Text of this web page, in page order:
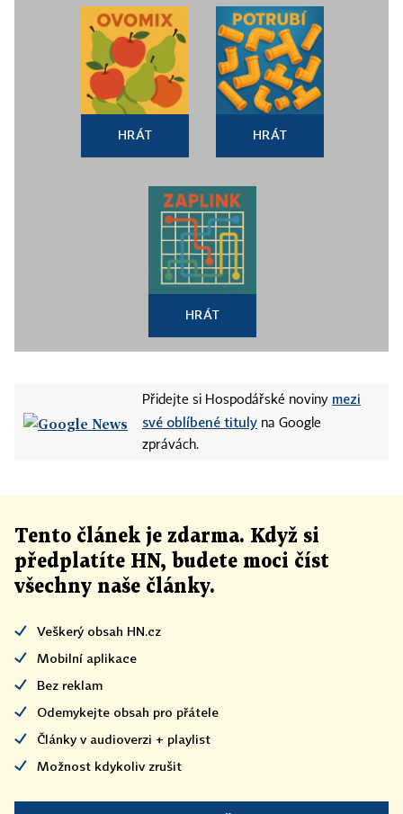
HRÁT HRÁT
HRÁT
Přidejte si Hospodářské noviny mezi
své oblíbené tituly na Google
zprávách.
Tento článek je zdarma. Když si
předplatíte HN, budete moci číst
všechny naše články.
Veškerý obsah HN.cz
Mobilní aplikace
Bez reklam
Odemykejte obsah pro přátele
Články v audioverzi + playlist
Možnost kdykoliv zrušit